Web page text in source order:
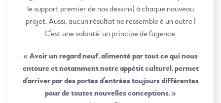
le support premier de nos dessins) à chaque nouveau
projet. Aussi, aucun résultat ne ressemble à un autre !
C’est une volonté, un principe de l’agence.
« Avoir un regard neuf, alimenté par tout ce qui nous
entoure et notamment notre appétit culturel, permet
d’arriver par des portes d’entrées toujours différentes
pour de toutes nouvelles conceptions. »